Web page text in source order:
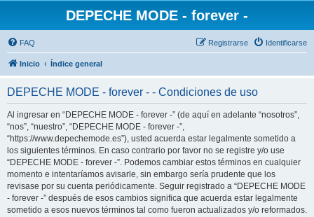
DEPECHE MODE - forever -
FAQ Identificarse
Registrarse
Inicio Índice general
DEPECHE MODE - forever - - Condiciones de uso
Al ingresar en “DEPECHE MODE - forever -” (de aquí en adelante “nosotros”,
“nos”, “nuestro”, “DEPECHE MODE - forever -”,
“https://www.depechemode.es”), usted acuerda estar legalmente sometido a
los siguientes términos. En caso contrario por favor no se registre y/o use
“DEPECHE MODE - forever -”. Podemos cambiar estos términos en cualquier
momento e intentaríamos avisarle, sin embargo sería prudente que los
revisase por su cuenta periódicamente. Seguir registrado a “DEPECHE MODE
- forever -” después de esos cambios significa que acuerda estar legalmente
sometido a esos nuevos términos tal como fueron actualizados y/o reformados.